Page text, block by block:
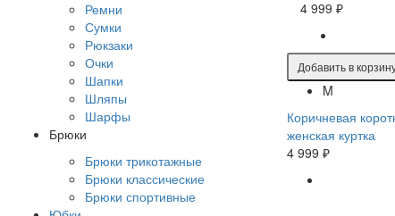
Ремни
Сумки
Рюкзаки
Очки
Шапки
Шляпы
Шарфы
Брюки
Брюки трикотажные
Брюки классические
Брюки спортивные
4 999 ₽
Добавить в
M
Коричневая
женская куртка
4 999 ₽